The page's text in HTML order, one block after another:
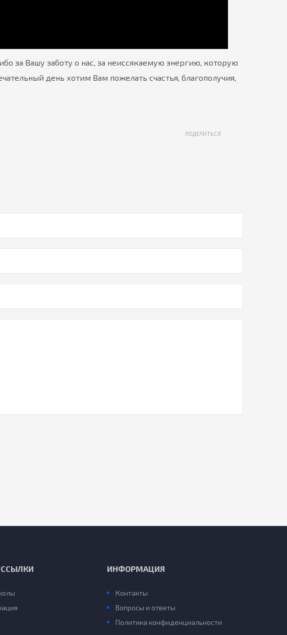
за Вашу заботу о нас, за неиссякаемую энергию, которую
день хотим Вам пожелать счастья, благополучия,
ПОДЕЛИТЬСЯ
ИНФОРМАЦИЯ
Контакты
Вопросы и ответы
Политика конфиденциальности